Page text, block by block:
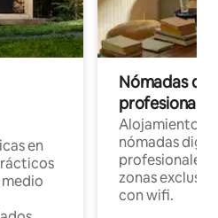
en
Nómadas
Alojamientos
nómadas
profesionales
zonas
con wifi.